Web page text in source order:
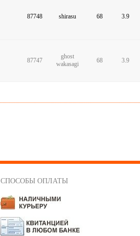
87748 shirasu 68 3.9
87747
ghost
wakasagi
68 3.9
СПОСОБЫ ОПЛАТЫ